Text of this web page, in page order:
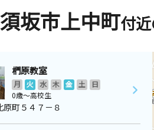
坂市上中町付
椚原教室
月 火 水 木 金 土
日
0歳～高校生
町５４７－８